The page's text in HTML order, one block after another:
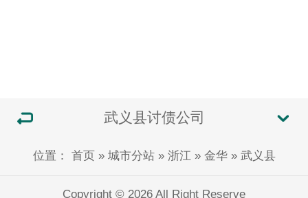
武义县讨债公司
位置： 首页 » 城市分站» 浙江» 金华» 武义县
Copyright © 2026 All Right Reserve